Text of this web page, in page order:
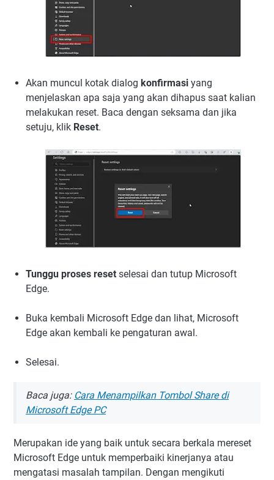
Akan muncul kotak dialog konfirmasi yang
menjelaskan apa saja yang akan dihapus saat kalian
melakukan reset. Baca dengan seksama dan jika
setuju, klik Reset.
Tunggu proses reset selesai dan tutup Microsoft
Edge.
Buka kembali Microsoft Edge dan lihat, Microsoft
Edge akan kembali ke pengaturan awal.
Selesai.
Baca juga: Cara Menampilkan Tombol Share di
Microsoft Edge PC
Merupakan ide yang baik untuk secara berkala mereset
Microsoft Edge untuk memperbaiki kinerjanya atau
mengatasi masalah tampilan. Dengan mengikuti